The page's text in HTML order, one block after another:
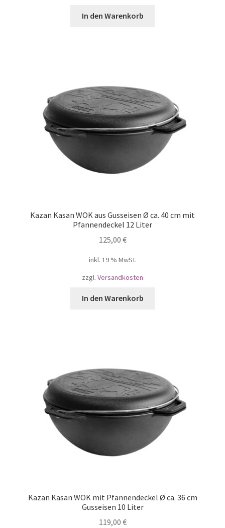
In den Warenkorb
Kazan Kasan WOK aus Gusseisen Ø ca. 40 cm mit
Pfannendeckel 12 Liter
125,00 €
inkl. 19 % MwSt.
zzgl. Versandkosten
In den Warenkorb
Kazan Kasan WOK mit Pfannendeckel Ø ca. 36 cm
Gusseisen 10 Liter
119,00 €